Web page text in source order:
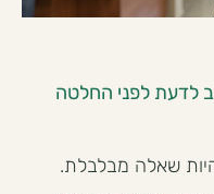
לדעת לפני החלטה
שאלה מבלבלת.